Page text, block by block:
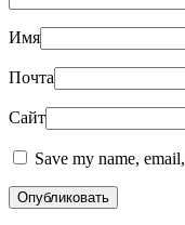
Имя
Почта
Сайт
Save my name,